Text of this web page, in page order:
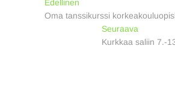
Artikkelien
selaus
Edellinen
post:
Oma tanssikurssi
Seuraava
post:
Kurkkaa saliin 7.-